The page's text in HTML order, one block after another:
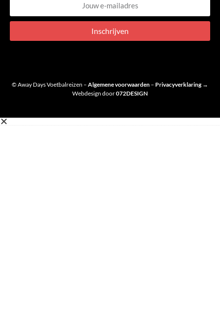
Inschrijven
© Away Days Voetbalreizen – Algemene voorwaarden – Privacyverklaring →
Webdesign door072DESIGN